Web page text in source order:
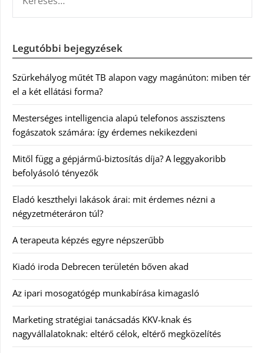
Legutóbbi bejegyzések
Szürkehályog műtét TB alapon vagy magánúton: miben tér
el a két ellátási forma?
Mesterséges intelligencia alapú telefonos asszisztens
fogászatok számára: így érdemes nekikezdeni
Mitől függ a gépjármű-biztosítás díja? A leggyakoribb
befolyásoló tényezők
Eladó keszthelyi lakások árai: mit érdemes nézni a
négyzetméteráron túl?
A terapeuta képzés egyre népszerűbb
Kiadó iroda Debrecen területén bőven akad
Az ipari mosogatógép munkabírása kimagasló
Marketing stratégiai tanácsadás KKV-knak és
nagyvállalatoknak: eltérő célok, eltérő megközelítés